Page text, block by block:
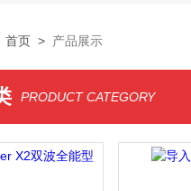
首页 > 产品展示
PRODUCT CATEGORY